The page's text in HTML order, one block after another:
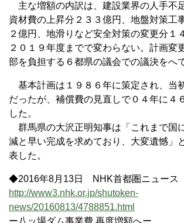
主な増額の内訳は、建設業界の人手不
資材費の上昇分２３３億円、地盤対策工
２億円、地滑りなど安全対策の変更分１
２０１９年度までで変わらない。計画変
部を負担する６都県の議会での議決をへ
基本計画は１９８６年に策定され、当
だったが、補償費の見直しで０４年に４
した。
群馬県の大沢正明知事は「これまで国
減と早い完成を求めており、大変遺憾」
表した。
◆2016年8月13日 NHK首都圏ニュース
http://www3.nhk.or.jp/shutoken-
news/20160813/4788851.html
ー八ッ場ダム事業費 再度増額へー